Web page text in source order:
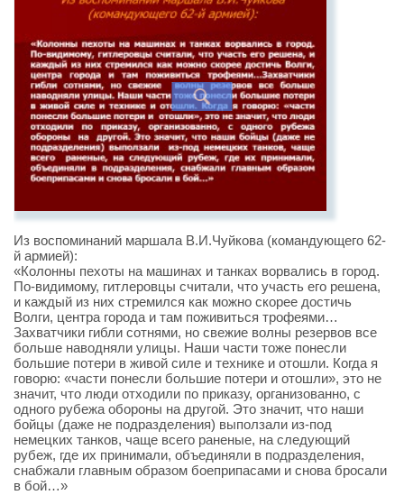
Из воспоминаний маршала В.И.Чуйкова (командующего 62-
й армией):
«Колонны пехоты на машинах и танках ворвались в город.
По-видимому, гитлеровцы считали, что участь его решена,
и каждый из них стремился как можно скорее достичь
Волги, центра города и там поживиться трофеями…
Захватчики гибли сотнями, но свежие волны резервов все
больше наводняли улицы. Наши части тоже понесли
большие потери в живой силе и технике и отошли. Когда я
говорю: «части понесли большие потери и отошли», это не
значит, что люди отходили по приказу, организованно, с
одного рубежа обороны на другой. Это значит, что наши
бойцы (даже не подразделения) выползали из-под
немецких танков, чаще всего раненые, на следующий
рубеж, где их принимали, объединяли в подразделения,
снабжали главным образом боеприпасами и снова бросали
в бой…»